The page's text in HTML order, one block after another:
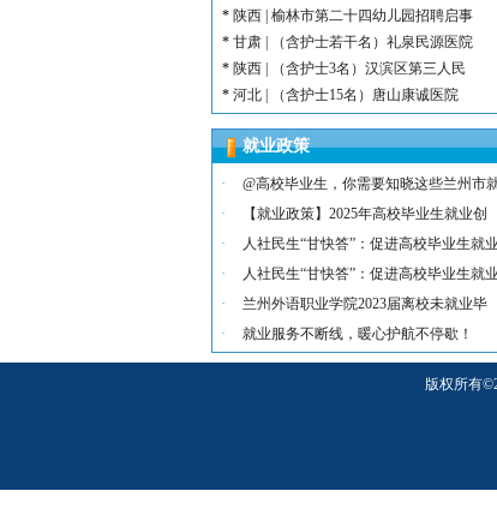
* 陕西 | 榆林市第二十四幼儿园招聘启事
* 甘肃 | （含护士若干名）礼泉民源医院
* 陕西 | （含护士3名）汉滨区第三人民
* 河北 | （含护士15名）唐山康诚医院
*宁夏 | （含护士2名）灵武市福灵养老
陕西 | （含护士5人）宝鸡蔡家坡普安
河北 | 宝石花定州市第二医院医养中心
宁夏 | （含幼师3名）银川市西夏区第
*
宁夏 | （含幼师2名）银川市西夏区镇
*
陕西 | 榆林市第二十四幼儿园招聘启事
*甘肃 | （含护士若干名）礼泉民源医院
陕西 | （含护士3名）汉滨区第三人民
就业政策
·
@高校毕业生，你需要知晓这些兰州市
·
【就业政策】2025年高校毕业生就业创
·
人社民生“甘快答”：促进高校毕业生就业
·
人社民生“甘快答”：促进高校毕业生就业
·
兰州外语职业学院2023届离校未就业毕
·
就业服务不断线，暖心护航不停歇！
版权所有©